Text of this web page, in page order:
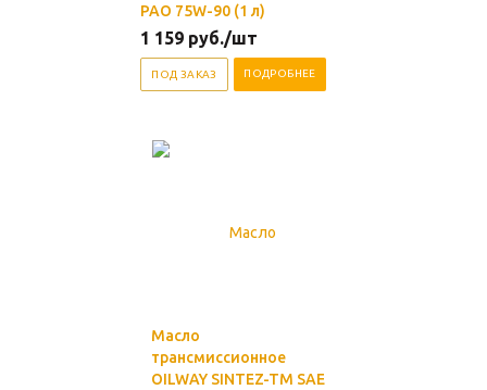
PAO 75W-90 (1 л)
1 159 руб./шт
ПОД ЗАКАЗ ПОДРОБНЕЕ
Масло
трансмиссионное
OILWAY SINTEZ-TM SAE